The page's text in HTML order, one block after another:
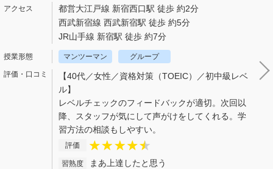
都営大江戸線 新宿西口駅 徒歩 約2分
西武新宿線 西武新宿駅 徒歩 約5分
JR山手線 新宿駅 徒歩 約7分
マンツーマン グループ
【40代／女性／資格対策（TOEIC）／初中級レベ
ル】
レベルチェックのフィードバックが適切。次回以
降、スタッフが気にして声がけをしてくれる。学
習方法の相談もしやすい。
評価
習熟度 まあ上達したと思う